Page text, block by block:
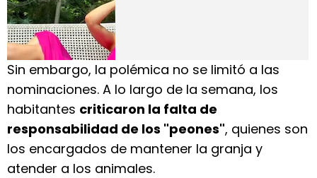
Sin embargo, la polémica no se limitó a las
nominaciones. A lo largo de la semana, los
habitantes criticaron la falta de
responsabilidad de los "peones", quienes son
los encargados de mantener la granja y
atender a los animales.